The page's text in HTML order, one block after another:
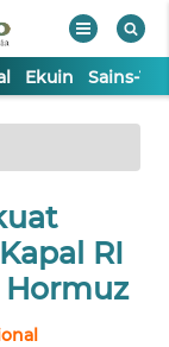
Ekuin Sains-
RI